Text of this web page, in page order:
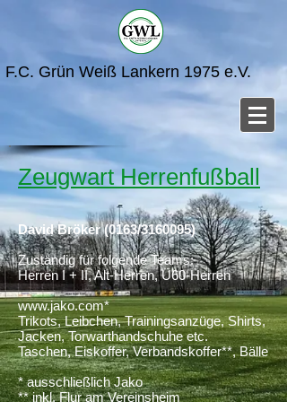
F.C. Grün Weiß Lankern 1975 e.V.
Zeugwart Herrenfußball
David Bröker (0163/3160095)
Zuständig für folgende Teams:
Herren I + II, Alt-Herren, Ü60-Herren
www.jako.com*
Trikots, Leibchen, Trainingsanzüge, Shirts,
Jacken, Torwarthandschuhe etc.
Taschen, Eiskoffer, Verbandskoffer**, Bälle
* ausschließlich Jako
** inkl. Flur am Vereinsheim